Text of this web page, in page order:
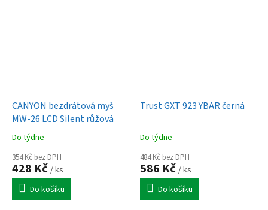
CANYON bezdrátová myš
MW-26 LCD Silent růžová
Do týdne
354 Kč bez DPH
428 Kč / ks
Do košíku
Trust GXT 923 YBAR černá
Do týdne
484 Kč bez DPH
586 Kč / ks
Do košíku